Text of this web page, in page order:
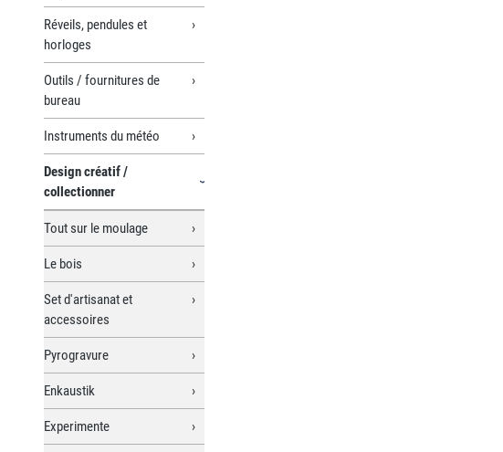
Réveils, pendules et
horloges
Outils / fournitures de
bureau
Instruments du météo
Design créatif /
collectionner
Tout sur le moulage
Le bois
Set d'artisanat et
accessoires
Pyrogravure
Enkaustik
Experimente